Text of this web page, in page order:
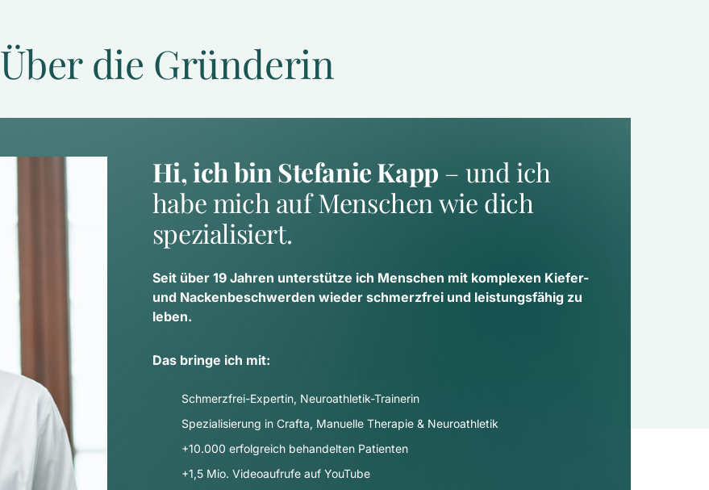
Über die Gründerin
Hi, ich bin Stefanie Kapp – und ich
habe mich auf Menschen wie dich
spezialisiert.
Seit über 19 Jahren unterstütze ich Menschen mit komplexen Kiefer-
und Nackenbeschwerden wieder schmerzfrei und leistungsfähig zu
leben.
Das bringe ich mit:
Schmerzfrei-Expertin, Neuroathletik-Trainerin
Spezialisierung in Crafta, Manuelle Therapie & Neuroathletik
+10.000 erfolgreich behandelten Patienten
+1,5 Mio. Videoaufrufe auf YouTube